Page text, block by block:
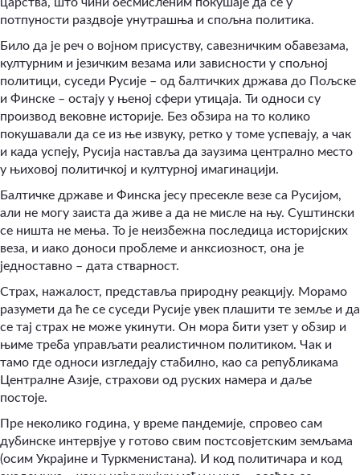
потпуности раздвоје унутрашња и спољна политика.
Било да је реч о војном присуству, савезничким обавезама,
културним и језичким везама или зависности у спољној
политици, суседи Русије – од балтичких држава до Пољске
и Финске – остају у њеној сфери утицаја. Ти односи су
производ вековне историје. Без обзира на то колико
покушавали да се из ње извуку, ретко у томе успевају, а чак
и када успеју, Русија наставља да заузима централно место
у њиховој политичкој и културној имагинацији.
Балтичке државе и Финска јесу пресекле везе са Русијом,
али не могу заиста да живе а да не мисле на њу. Суштински
се ништа не мења. То је неизбежна последица историјских
веза, и иако доноси проблеме и анксиозност, она је
једноставно – дата стварност.
Страх, нажалост, представља природну реакцију. Морамо
разумети да ће се суседи Русије увек плашити те земље и да
се тај страх не може укинути. Он мора бити узет у обзир и
њиме треба управљати реалистичном политиком. Чак и
тамо где односи изгледају стабилно, као са републикама
Централне Азије, страхови од руских намера и даље
постоје.
Пре неколико година, у време пандемије, спровео сам
дубинске интервјуе у готово свим постсовјетским земљама
(осим Украјине и Туркменистана). И код политичара и код